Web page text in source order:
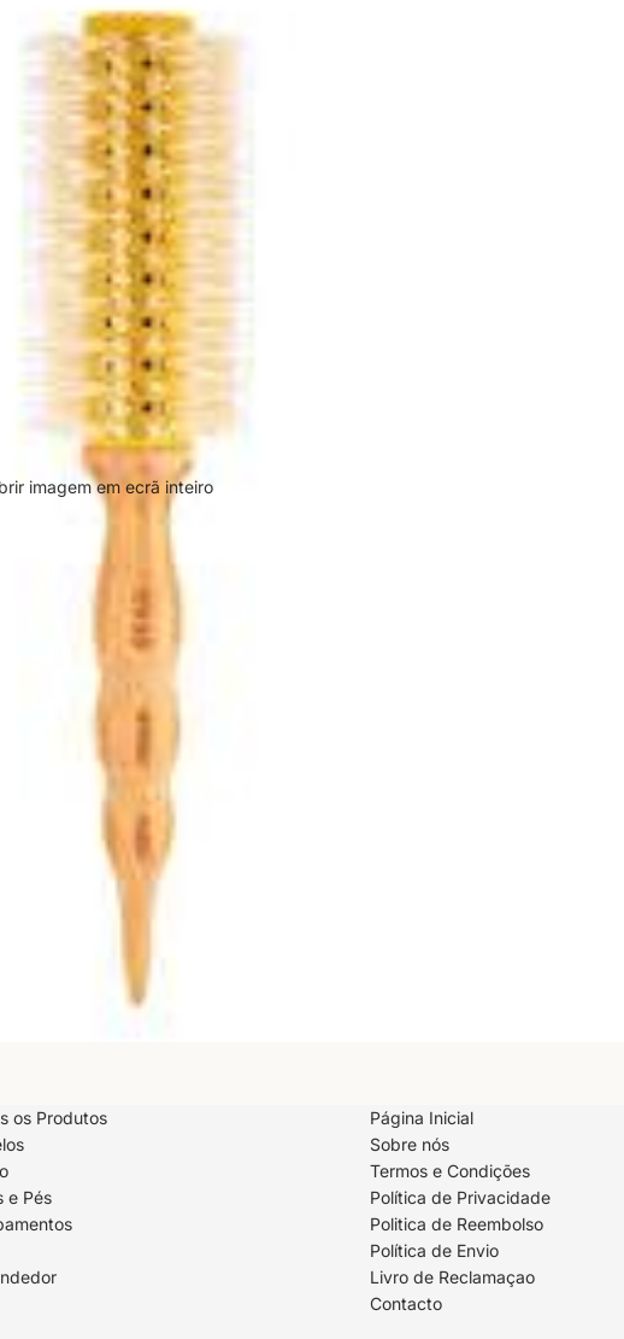
imagem em ecrã inteiro
os Produtos
e Pés
Página Inicial
Sobre nós
Termos e Condições
Política de Privacidade
Politica de Reembolso
Política de Envio
Livro de Reclamaçao
Contacto
Política de reembolso
Política de privacidade
Termos do serviço